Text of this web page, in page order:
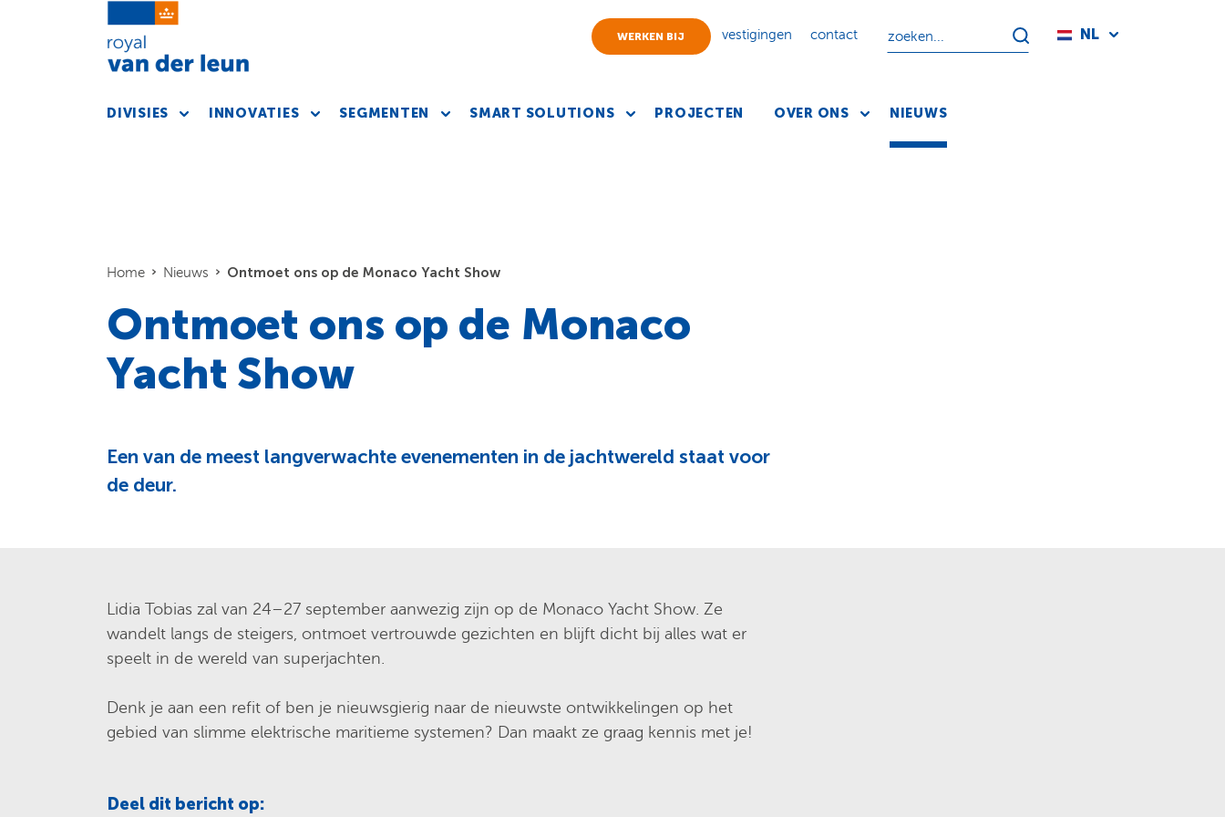
WERKEN BIJ vestigingen contact NL
DIVISIES INNOVATIES SEGMENTEN SMART SOLUTIONS PROJECTEN OVER ONS NIEUWS
Home Nieuws Ontmoet ons op de Monaco Yacht Show
Ontmoet ons op de Monaco
Yacht Show
Een van de meest langverwachte evenementen in de jachtwereld staat voor
de deur.
Lidia Tobias zal van 24–27 september aanwezig zijn op de Monaco Yacht Show. Ze
wandelt langs de steigers, ontmoet vertrouwde gezichten en blijft dicht bij alles wat er
speelt in de wereld van superjachten.
Denk je aan een refit of ben je nieuwsgierig naar de nieuwste ontwikkelingen op het
gebied van slimme elektrische maritieme systemen? Dan maakt ze graag kennis met je!
Deel dit bericht op: